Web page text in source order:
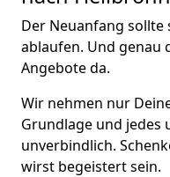
Der Neuanfang
ablaufen. Und genau
Angebote da.
Wir nehmen nur
Grundlage und jedes
unverbindlich.
wirst begeistert sein.